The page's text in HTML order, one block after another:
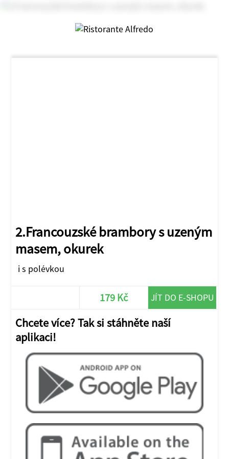
2.Francouzské brambory s uzeným
masem, okurek
i s polévkou
179 Kč JÍT DO E-SHOPU
Chcete více? Tak si stáhněte naší
aplikaci!